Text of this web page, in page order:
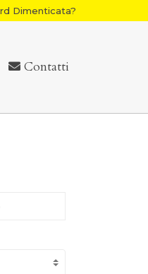
Dimenticata?
Contatti